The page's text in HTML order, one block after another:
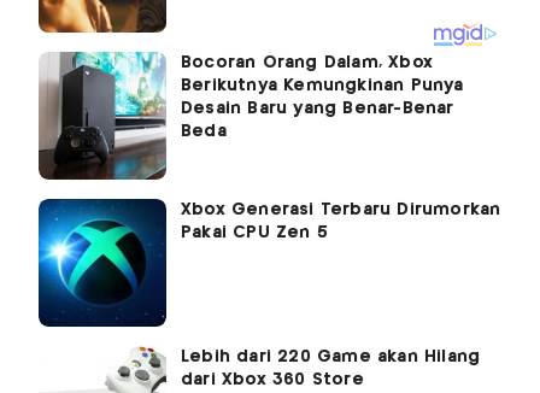
Bocoran Orang Dalam, Xbox
Berikutnya Kemungkinan Punya
Desain Baru yang Benar-Benar
Beda
Xbox Generasi Terbaru Dirumorkan
Pakai CPU Zen 5
Lebih dari 220 Game akan Hilang
dari Xbox 360 Store